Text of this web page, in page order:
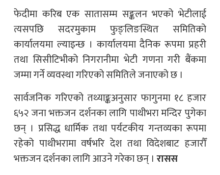
फेदीमा करिब एक सातासम्म सङ्कलन भएको भेटीलाई
त्यसपछि सदरमुकाम फुङ्लिङस्थित समितिको
कार्यालयमा ल्याइन्छ । कार्यालयमा दैनिक रूपमा प्रहरी
तथा सिसीटिभीको निगरानीमा भेटी गणना गरी बैंकमा
जम्मा गर्ने व्यवस्था गरिएको समितिले जनाएको छ ।
सार्वजनिक गरिएको तथ्याङ्कअनुसार फागुनमा १८ हजार
६५२ जना भक्तजन दर्शनका लागि पाथीभरा मन्दिर पुगेका
छन् । प्रसिद्ध धार्मिक तथा पर्यटकीय गन्तव्यका रूपमा
रहेको पाथीभरामा वर्षभरि देश तथा विदेशबाट हजारौँ
भक्तजन दर्शनका लागि आउने गरेका छन् । रासस